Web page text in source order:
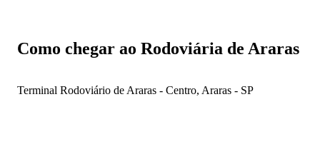
Como chegar ao Rodoviária de Araras
Terminal Rodoviário de Araras - Centro, Araras - SP